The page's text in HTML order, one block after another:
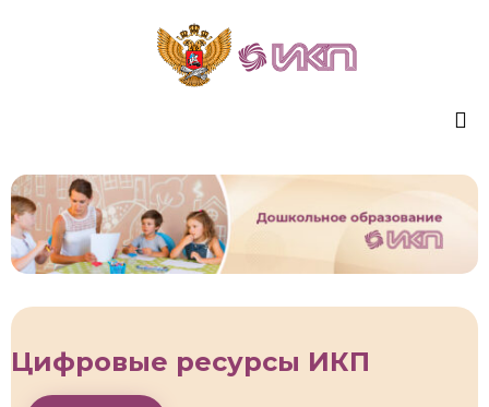
to
Цифровые ресурсы ИКП